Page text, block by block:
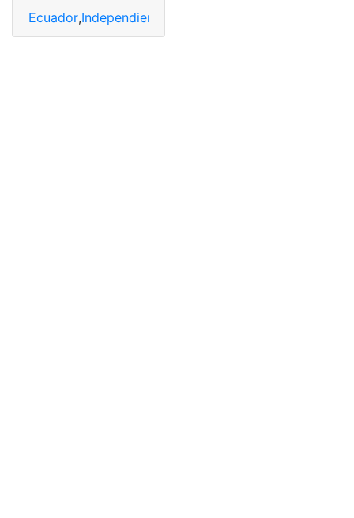
Ecuador,Independiente